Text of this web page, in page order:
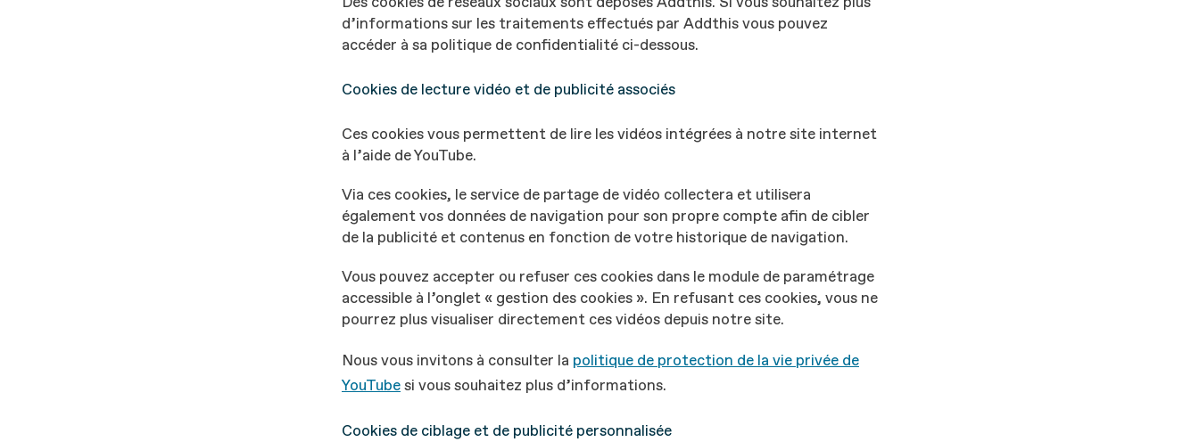
d’informations sur les traitements effectués par Addthis vous pouvez
accéder à sa politique de confidentialité ci-dessous.
Cookies de lecture vidéo et de publicité associés
Ces cookies vous permettent de lire les vidéos intégrées à notre site internet
à l’aide de YouTube.
Via ces cookies, le service de partage de vidéo collectera et utilisera
également vos données de navigation pour son propre compte afin de cibler
de la publicité et contenus en fonction de votre historique de navigation.
Vous pouvez accepter ou refuser ces cookies dans le module de paramétrage
accessible à l’onglet « gestion des cookies ». En refusant ces cookies, vous ne
pourrez plus visualiser directement ces vidéos depuis notre site.
Nous vous invitons à consulter la politique de protection de la vie privée de
YouTubesi vous souhaitez plus d’informations.
Cookies de ciblage et de publicité personnalisée